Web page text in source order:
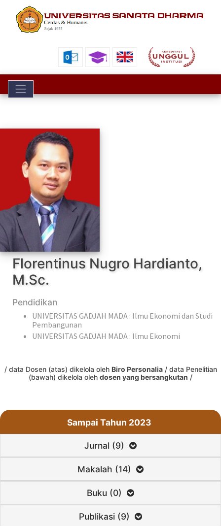
Toggle navigation
Florentinus Nugro Hardianto,
M.Sc.
Pendidikan
UNIVERSITAS GADJAH MADA : Ilmu Ekonomi dan Studi
Pembangunan
UNIVERSITAS GADJAH MADA : Ilmu Ekonomi
/ data Dosen (atas) dikelola oleh Biro Personalia/ data Penelitian
(bawah) dikelola oleh dosen yang bersangkutan /
Sampai Tahun 2023
Jurnal (9)
Makalah (14)
Buku (0)
Publikasi (9)